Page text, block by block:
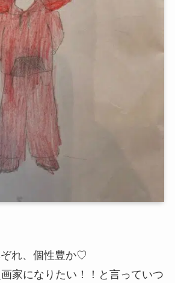
れ、個性豊か♡
家になりたい！！と言っていつ